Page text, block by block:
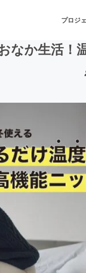
プロジ
ゲーム・サ
書籍・雑誌
なか生活！